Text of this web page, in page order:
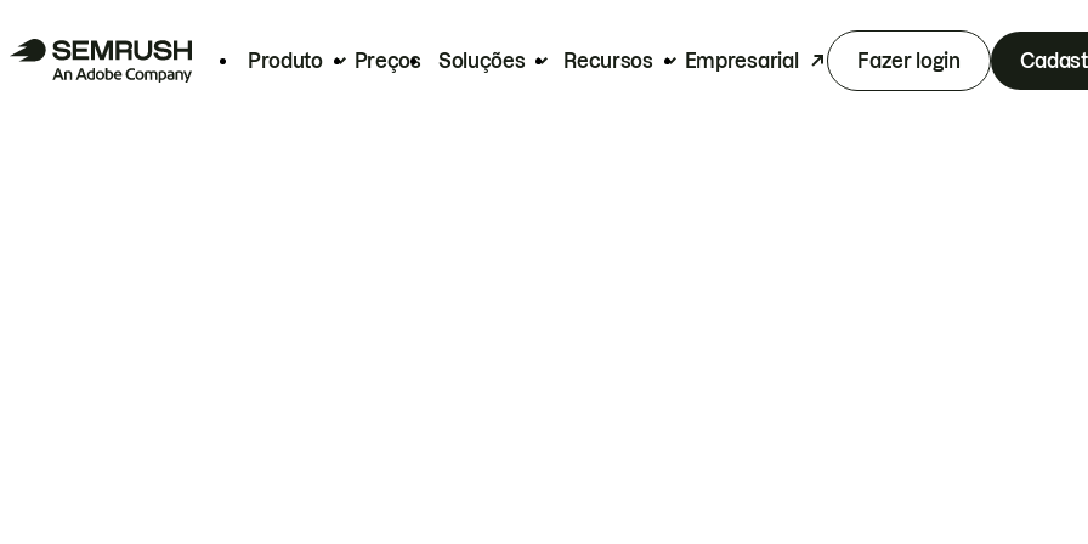
Produto Preços Soluções Recursos Empresarial Fazer login